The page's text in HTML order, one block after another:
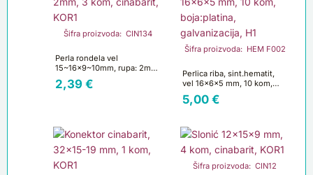
Šifra proizvoda: CIN134
Perla rondela vel
15~16×9~10mm, rupa: 2mm,
3 kom, cinabarit, KOR1
2,39 €
Šifra proizvoda: HEM F002
Perlica riba, sint.hematit,
vel 16x6x5 mm, 10 kom,
boja:platina, galvanizacija,
H1
5,00 €
Šifra proizvoda: CIN12